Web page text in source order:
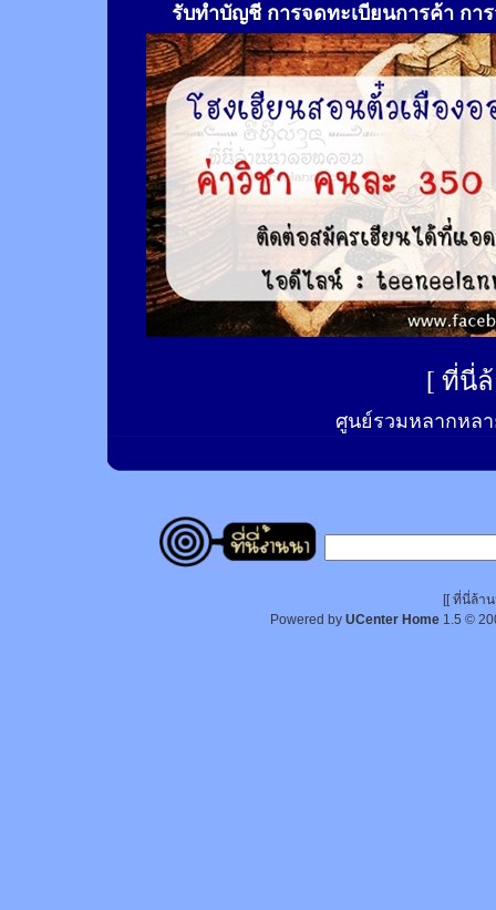
รับทำบัญชี การจดทะเบียนการค้า กา
[ ที่นี่
ศูนย์รวมหลากหลา
[[ ที่นี่ล้า
Powered by UCenter Home 1.5 ©